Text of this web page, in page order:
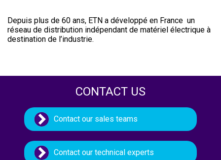
Depuis plus de 60 ans, ETN a développé en France un
réseau de distribution indépendant de matériel électrique à
destination de l’industrie.
CONTACT US
Contact our sales teams
Contact our technical experts